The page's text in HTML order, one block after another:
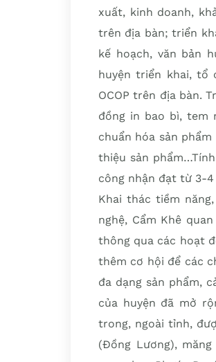
xuất, kinh doanh,
trên địa bàn; triển
kế hoạch, văn bản
huyện triển khai, tổ
OCOP trên địa bàn.
đồng in bao bì, tem
chuẩn hóa sản
thiệu sản
công nhận đạt từ 3-4
Khai thác tiềm
nghệ, Cẩm Khê
thông qua các hoạt
thêm cơ hội để các
đa dạng sản phẩm,
của huyện đã mở
trong, ngoài tỉnh,
(Đồng Lương),